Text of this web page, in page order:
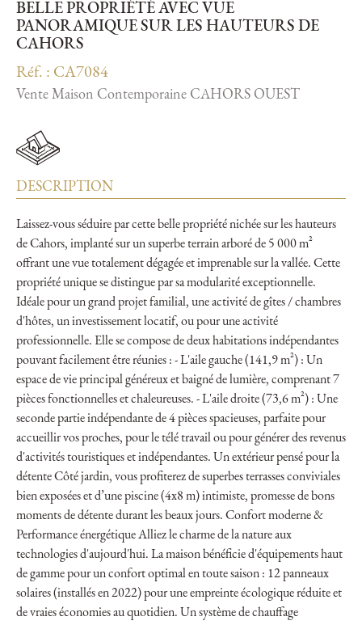
BELLE PROPRIÉTÉ AVEC VUE
PANORAMIQUE SUR LES HAUTEURS DE
CAHORS
Réf. : CA7084
Vente Maison Contemporaine CAHORS OUEST
DESCRIPTION
Laissez-vous séduire par cette belle propriété nichée sur les hauteurs
de Cahors, implanté sur un superbe terrain arboré de 5 000 m²
offrant une vue totalement dégagée et imprenable sur la vallée. Cette
propriété unique se distingue par sa modularité exceptionnelle.
Idéale pour un grand projet familial, une activité de gîtes / chambres
d'hôtes, un investissement locatif, ou pour une activité
professionnelle. Elle se compose de deux habitations indépendantes
pouvant facilement être réunies : - L'aile gauche (141,9 m²) : Un
espace de vie principal généreux et baigné de lumière, comprenant 7
pièces fonctionnelles et chaleureuses. - L'aile droite (73,6 m²) : Une
seconde partie indépendante de 4 pièces spacieuses, parfaite pour
accueillir vos proches, pour le télé travail ou pour générer des revenus
d'activités touristiques et indépendantes. Un extérieur pensé pour la
détente Côté jardin, vous profiterez de superbes terrasses conviviales
bien exposées et d’une piscine (4x8 m) intimiste, promesse de bons
moments de détente durant les beaux jours. Confort moderne &
Performance énergétique Alliez le charme de la nature aux
technologies d'aujourd'hui. La maison bénéficie d'équipements haut
de gamme pour un confort optimal en toute saison : 12 panneaux
solaires (installés en 2022) pour une empreinte écologique réduite et
de vraies économies au quotidien. Un système de chauffage